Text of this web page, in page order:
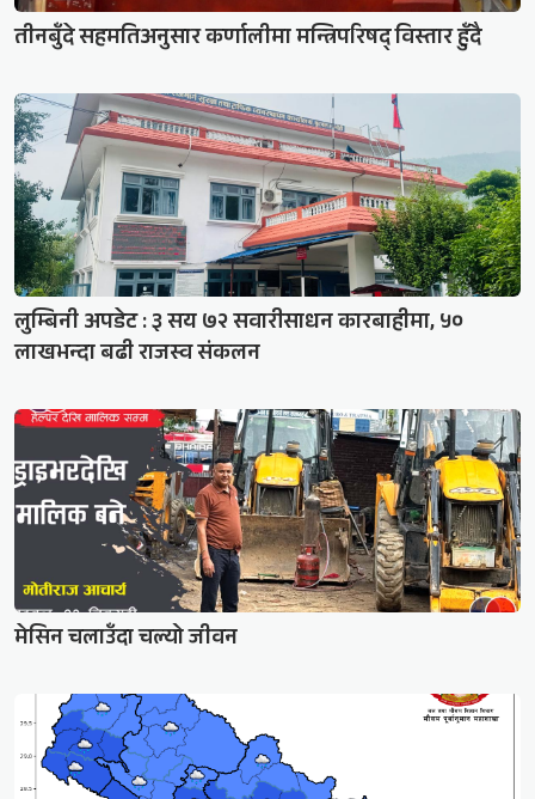
तीनबुँदे सहमतिअनुसार कर्णालीमा मन्त्रिपरिषद् विस्तार हुँदै
लुम्बिनी अपडेट : ३ सय ७२ सवारीसाधन कारबाहीमा, ५०
लाखभन्दा बढी राजस्व संकलन
मेसिन चलाउँदा चल्यो जीवन